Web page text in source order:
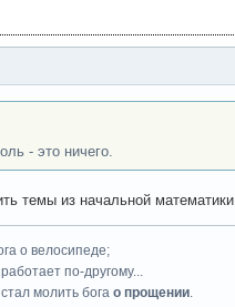
- это ничего.
темы из начальной математики
о велосипеде;
по-другому...
молить бога о прощении.